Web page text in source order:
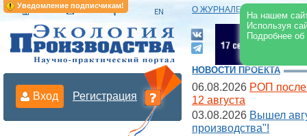
Уведомление подписчикам!
На нашем
Используя
Подробнее
О ЖУРНАЛЕ |
Вход Регистрация
НОВОСТИ ПРОЕКТА
06.08.2026 РОП после
12 августа
03.08.2026 Вышел
производства"!